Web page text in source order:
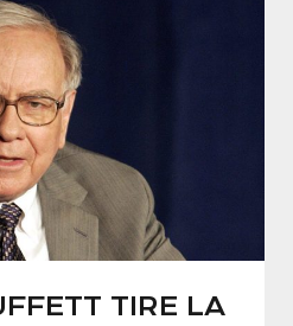
TIRE LA